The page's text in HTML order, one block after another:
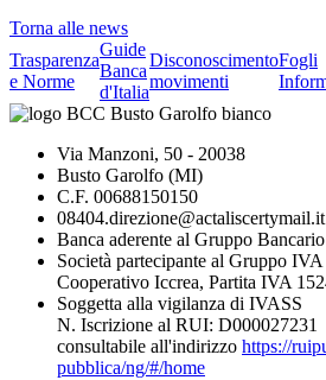
Torna alle news
Trasparenza
e Norme
Guide
Banca
d'Italia
Disconoscimento
movimenti
Fogli
Via Manzoni, 50 - 20038
Busto Garolfo (MI)
C.F. 00688150150
08404.direzione@actaliscertymail.it
Banca aderente al Gruppo
Società partecipante al Gruppo
Cooperativo Iccrea, Partita IVA
Soggetta alla vigilanza di IVASS
N. Iscrizione al RUI: D000027231
consultabile all'indirizzo https://
pubblica/ng/#/home